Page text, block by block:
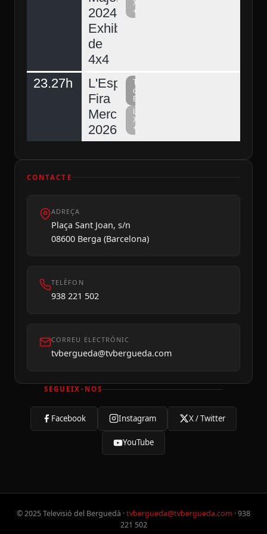
2024.
Exhibició
de
4x4
Xarxa
+
23.27h
L'Espunyola,
Fira
Mercat
2026
Televisió
del
Berguedà
La
Xarxa
+
CONTACTE
ADREÇA
Plaça Sant Joan, s/n
08600 Berga (Barcelona)
TELÈFON
938 221 502
CORREU ELECTRÒNIC
tvbergueda@tvbergueda.com
SEGUEIX-NOS
Facebook Instagram X / Twitter
YouTube
© 2025 Televisió del Berguedà ·tvbergueda@tvbergueda.com · 938
221 502